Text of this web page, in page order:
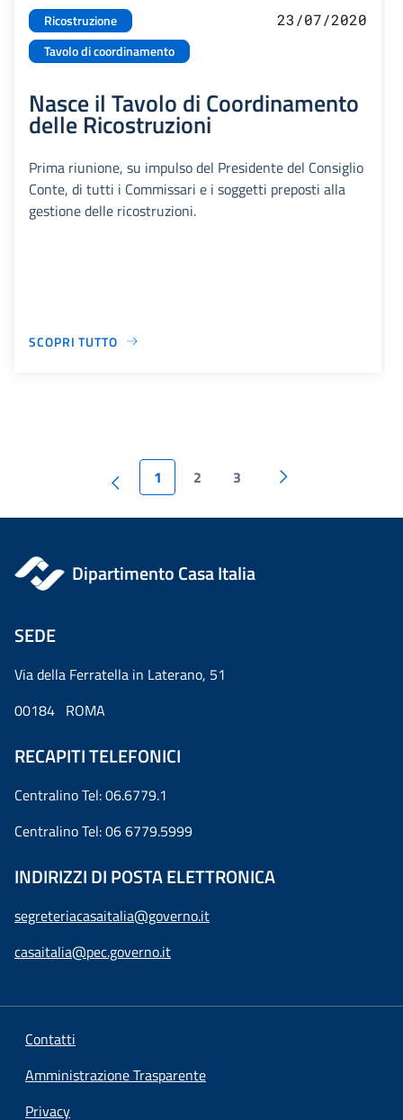
Ricostruzione
Tavolo di coordinamento
23/07/2020
Nasce il Tavolo di Coordinamento
delle Ricostruzioni
Prima riunione, su impulso del Presidente del Consiglio
Conte, di tutti i Commissari e i soggetti preposti alla
gestione delle ricostruzioni.
SCOPRI TUTTO
1 2 3
Dipartimento Casa Italia
SEDE
Via della Ferratella in Laterano, 51
00184 ROMA
RECAPITI TELEFONICI
Centralino Tel: 06.6779.1
Centralino Tel: 06 6779.5999
INDIRIZZI DI POSTA ELETTRONICA
segreteriacasaitalia@governo.it
casaitalia@pec.governo.it
Contatti
Amministrazione Trasparente
Privacy